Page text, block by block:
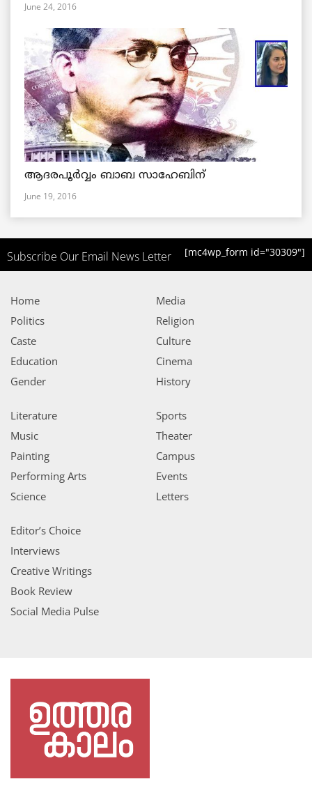
June 24, 2016
ആദരപൂര്‍വ്വം ബാബ സാഹേബിന്
June 19, 2016
Subscribe Our Email News Letter [mc4wp_form id="30309"]
Home
Politics
Caste
Education
Gender
Media
Religion
Culture
Cinema
History
Literature
Music
Painting
Performing Arts
Science
Sports
Theater
Campus
Events
Letters
Editor’s Choice
Interviews
Creative Writings
Book Review
Social Media Pulse